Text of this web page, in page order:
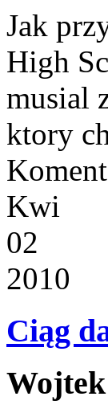
Jak
High
musial
ktory
Kwi
02
2010
Ciąg